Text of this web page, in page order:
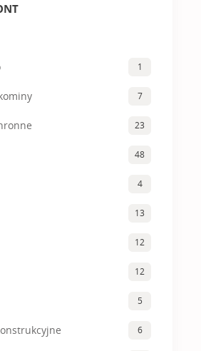
1
7
23
48
4
13
12
12
5
6